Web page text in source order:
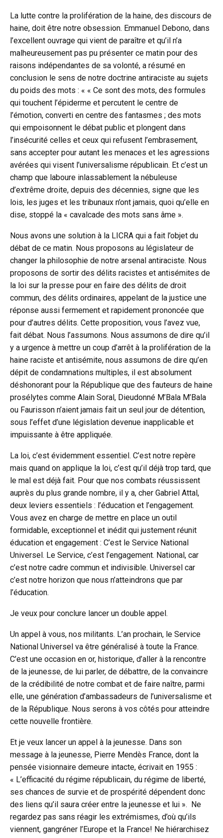
La lutte contre la prolifération de la haine, des discours de
haine, doit être notre obsession. Emmanuel Debono, dans
l’excellent ouvrage qui vient de paraître et qu’il n’a
malheureusement pas pu présenter ce matin pour des
raisons indépendantes de sa volonté, a résumé en
conclusion le sens de notre doctrine antiraciste au sujets
du poids des mots : « « Ce sont des mots, des formules
qui touchent l’épiderme et percutent le centre de
l’émotion, converti en centre des fantasmes ; des mots
qui empoisonnent le débat public et plongent dans
l’insécurité celles et ceux qui refusent l’embrasement,
sans accepter pour autant les menaces et les agressions
avérées qui visent l’universalisme républicain. Et c’est un
champ que laboure inlassablement la nébuleuse
d’extrême droite, depuis des décennies, signe que les
lois, les juges et les tribunaux n’ont jamais, quoi qu’elle en
dise, stoppé la « cavalcade des mots sans âme ».
Nous avons une solution à la LICRA qui a fait l’objet du
débat de ce matin. Nous proposons au législateur de
changer la philosophie de notre arsenal antiraciste. Nous
proposons de sortir des délits racistes et antisémites de
la loi sur la presse pour en faire des délits de droit
commun, des délits ordinaires, appelant de la justice une
réponse aussi fermement et rapidement prononcée que
pour d’autres délits. Cette proposition, vous l’avez vue,
fait débat. Nous l’assumons. Nous assumons de dire qu’il
y a urgence à mettre un coup d’arrêt à la prolifération de la
haine raciste et antisémite, nous assumons de dire qu’en
dépit de condamnations multiples, il est absolument
déshonorant pour la République que des fauteurs de haine
prosélytes comme Alain Soral, Dieudonné M’Bala M’Bala
ou Faurisson n’aient jamais fait un seul jour de détention,
sous l’effet d’une législation devenue inapplicable et
impuissante à être appliquée.
La loi, c’est évidemment essentiel. C’est notre repère
mais quand on applique la loi, c’est qu’il déjà trop tard, que
le mal est déjà fait. Pour que nos combats réussissent
auprès du plus grande nombre, il y a, cher Gabriel Attal,
deux leviers essentiels : l’éducation et l’engagement.
Vous avez en charge de mettre en place un outil
formidable, exceptionnel et inédit qui justement réunit
éducation et engagement : C’est le Service National
Universel. Le Service, c’est l’engagement. National, car
c’est notre cadre commun et indivisible. Universel car
c’est notre horizon que nous n’atteindrons que par
l’éducation.
Je veux pour conclure lancer un double appel.
Un appel à vous, nos militants. L’an prochain, le Service
National Universel va être généralisé à toute la France.
C’est une occasion en or, historique, d’aller à la rencontre
de la jeunesse, de lui parler, de débattre, de la convaincre
de la crédibilité de notre combat et de faire naître, parmi
elle, une génération d’ambassadeurs de l’universalisme et
de la République. Nous serons à vos côtés pour atteindre
cette nouvelle frontière.
Et je veux lancer un appel à la jeunesse. Dans son
message à la jeunesse, Pierre Mendès France, dont la
pensée visionnaire demeure intacte, écrivait en 1955 :
« L’efficacité du régime républicain, du régime de liberté,
ses chances de survie et de prospérité dépendent donc
des liens qu’il saura créer entre la jeunesse et lui ». Ne
regardez pas sans réagir les extrémismes, d’où qu’ils
viennent, gangréner l’Europe et la France! Ne hiérarchisez